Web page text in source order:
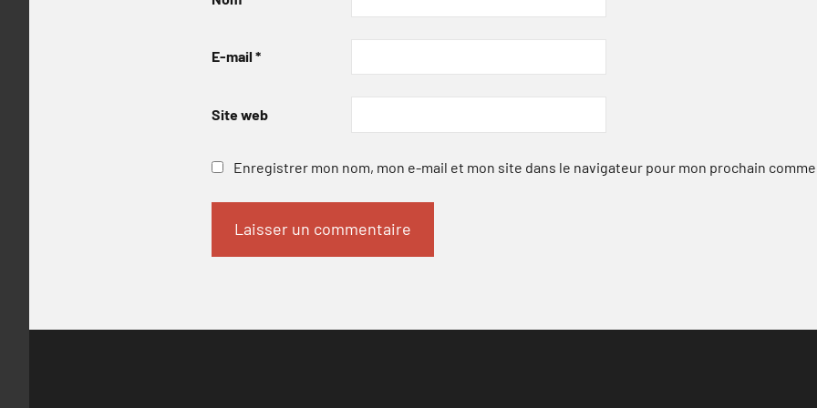
E-mail *
Site web
Enregistrer mon nom, mon e-mail et mon site dans le navigateur pour mon prochain